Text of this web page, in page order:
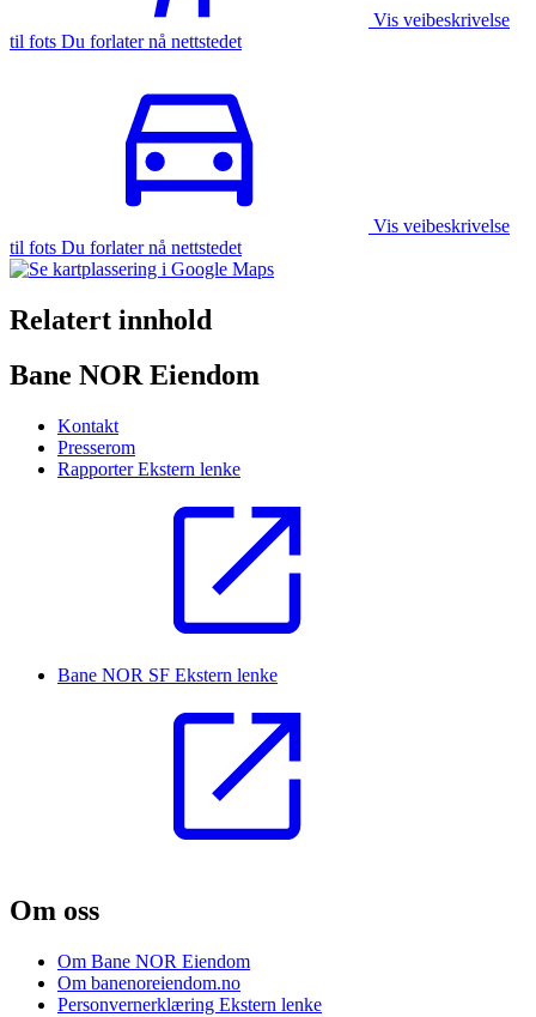
Vis veibeskrivelse
til fots Du forlater nå nettstedet
Vis veibeskrivelse
til fots Du forlater nå nettstedet
Relatert innhold
Bane NOR Eiendom
Kontakt
Presserom
RapporterEkstern lenke
Bane NOR SF Ekstern lenke
Om oss
Om Bane NOR Eiendom
Om banenoreiendom.no
Personvernerklæring Ekstern lenke